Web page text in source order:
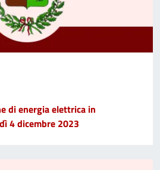
di energia elettrica in
4 dicembre 2023